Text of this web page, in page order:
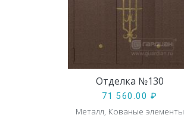
Отделка №130
71 560.00 ₽
Металл, Кованые элементы